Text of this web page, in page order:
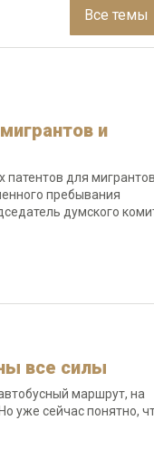
Все темы
и
патентов для
пребывания
думского
все силы
маршрут, на
уже сейчас понятно,